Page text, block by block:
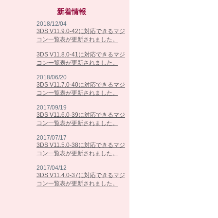
新着情報
2018/12/04
3DS V11.9.0-42に対応できるマジ
コン一覧表が更新されました。
3DS V11.8.0-41に対応できるマジ
コン一覧表が更新されました。
2018/06/20
3DS V11.7.0-40に対応できるマジ
コン一覧表が更新されました。
2017/09/19
3DS V11.6.0-39に対応できるマジ
コン一覧表が更新されました。
2017/07/17
3DS V11.5.0-38に対応できるマジ
コン一覧表が更新されました。
2017/04/12
3DS V11.4.0-37に対応できるマジ
コン一覧表が更新されました。